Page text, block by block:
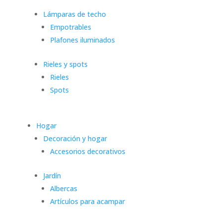
Lámparas de techo
Empotrables
Plafones iluminados
Rieles y spots
Rieles
Spots
Hogar
Decoración y hogar
Accesorios decorativos
Jardín
Albercas
Artículos para acampar